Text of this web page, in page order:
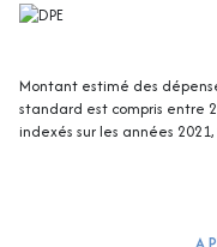
Montant estimé des
standard est compris entre
indexés sur les années